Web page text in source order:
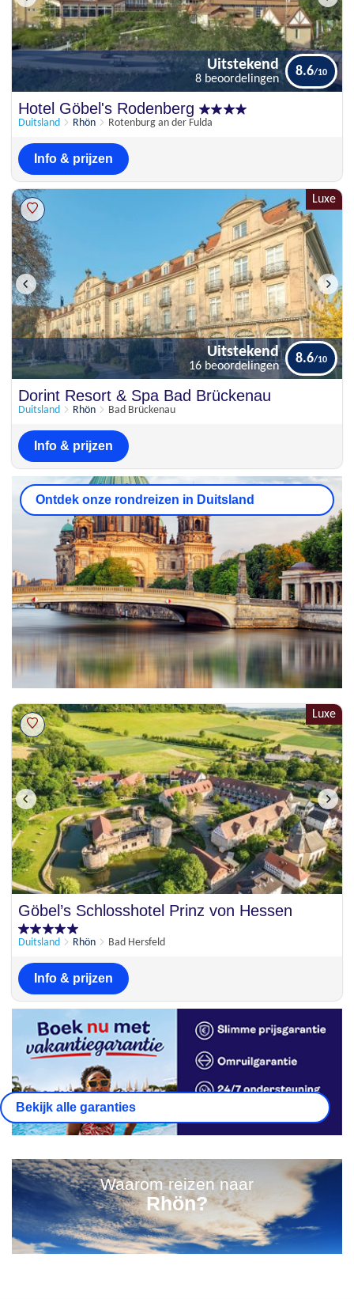
Uitstekend
8 beoordelingen
Hotel Göbel's Rodenberg
Duitsland Rhön Rotenburg an der Fulda
Uitstekend
8 beoordelingen
8.6
Info & prijzen
Luxe
Uitstekend
Dorint Resort & Spa Bad Brückenau
Duitsland Rhön Bad Brückenau
Uitstekend
16 beoordelingen
8.6
Info & prijzen
Ontdek onze rondreizen in Duitsland
Luxe
Göbel’s Schlosshotel Prinz von Hessen
Duitsland Rhön Bad Hersfeld
Info & prijzen
Bekijk alle garanties
Waarom reizen naar
Rhön?